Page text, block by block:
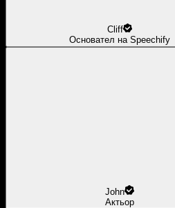
Cliff
Основател на Speechify
John
Актьор